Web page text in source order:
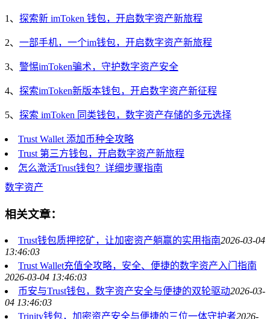
1、 探索新 imToken 钱包，开启数字资产新旅程
2、 一部手机，一个im钱包，开启数字资产新旅程
3、 警惕imToken骗术，守护数字资产安全
4、 探索imToken新版本钱包，开启数字资产新征程
5、 探索 imToken 同类钱包，数字资产存储的多元选择
Trust Wallet 添加币种全攻略
Trust 第三方钱包，开启数字资产新旅程
怎么激活Trust钱包？详细步骤指南
数字资产
相关文章：
Trust钱包质押挖矿，让加密资产躺赢的实用指南2026-03-04
13:46:03
Trust Wallet充值全攻略，安全、便捷的数字资产入门指南
2026-03-04 13:46:03
币安与Trust钱包，数字资产安全与便捷的双轮驱动2026-03-
04 13:46:03
Trinity钱包，加密资产安全与便捷的三位一体守护者2026-